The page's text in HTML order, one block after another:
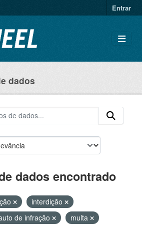
Entrar
dados
dados encontrado
interdição
de infração
multa